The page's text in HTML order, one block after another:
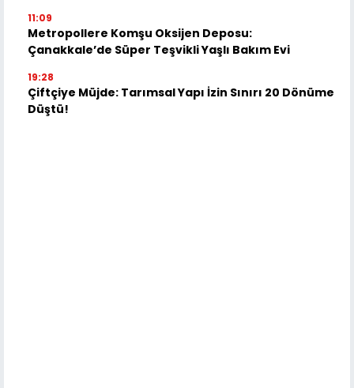
11:09
Metropollere Komşu Oksijen Deposu:
Çanakkale’de Süper Teşvikli Yaşlı Bakım Evi
19:28
Çiftçiye Müjde: Tarımsal Yapı İzin Sınırı 20 Dönüme
Düştü!